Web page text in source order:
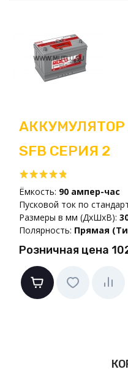
АККУМУЛЯТОР
SFB СЕРИЯ 2
Ёмкость: 90 ампер-час
Пусковой ток по
Размеры в мм (ДxШxВ):
Полярность: Прямая
Розничная цена